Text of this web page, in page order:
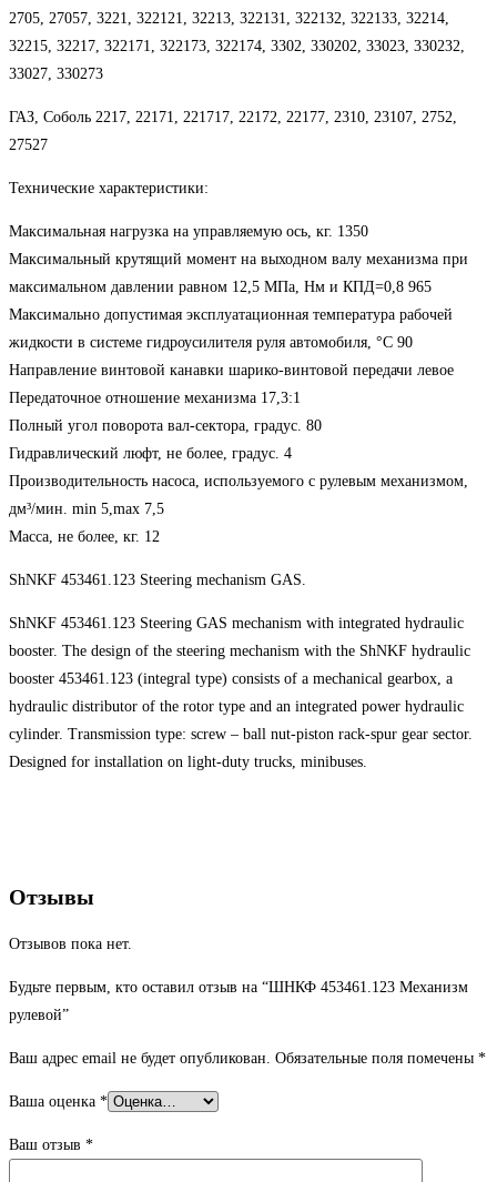
2705, 27057, 3221, 322121, 32213, 322131, 322132, 322133, 32214,
32215, 32217, 322171, 322173, 322174, 3302, 330202, 33023, 330232,
33027, 330273
ГАЗ, Соболь 2217, 22171, 221717, 22172, 22177, 2310, 23107, 2752,
27527
Технические характеристики:
Максимальная нагрузка на управляемую ось, кг. 1350
Максимальный крутящий момент на выходном валу механизма при
максимальном давлении равном 12,5 МПа, Нм и КПД=0,8 965
Максимально допустимая эксплуатационная температура рабочей
жидкости в системе гидроусилителя руля автомобиля, °С 90
Направление винтовой канавки шарико-винтовой передачи левое
Передаточное отношение механизма 17,3:1
Полный угол поворота вал-сектора, градус. 80
Гидравлический люфт, не более, градус. 4
Производительность насоса, используемого с рулевым механизмом,
дм³/мин. min 5,max 7,5
Масса, не более, кг. 12
ShNKF 453461.123 Steering mechanism GAS.
ShNKF 453461.123 Steering GAS mechanism with integrated hydraulic
booster. The design of the steering mechanism with the ShNKF hydraulic
booster 453461.123 (integral type) consists of a mechanical gearbox, a
hydraulic distributor of the rotor type and an integrated power hydraulic
cylinder. Transmission type: screw – ball nut-piston rack-spur gear sector.
Designed for installation on light-duty trucks, minibuses.
Отзывы
Отзывов пока нет.
Будьте первым, кто оставил отзыв на “ШНКФ 453461.123 Механизм
рулевой”
Ваш адрес email не будет опубликован. Обязательные поля помечены *
Ваша оценка *
Ваш отзыв *